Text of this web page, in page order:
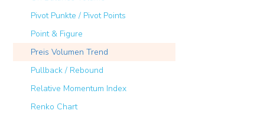
Pivot Punkte / Pivot Points
Point & Figure
Preis Volumen Trend
Pullback / Rebound
Relative Momentum Index
Renko Chart